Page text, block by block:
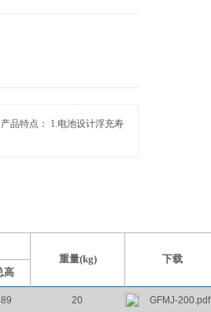
品特点： 1.电池设计浮充寿
重量(kg)
下载
高
20 GFMJ-200.pdf